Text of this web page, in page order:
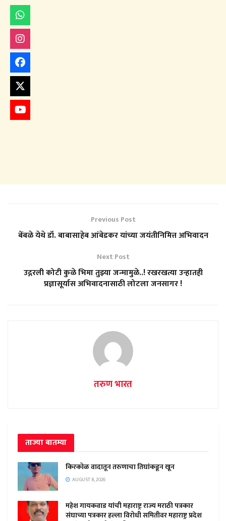
Previous Post
बेंबळे येथे डॉ. बाबासाहेब आंबेडकर यांच्या जयंतीनिमित्त अभिवादन
Next Post
उद्गरली कोटी कुळे भिमा तुझ्या जन्मामुळे..! रखरखत्या उन्हातही
प्रज्ञासूर्यास अभिवादनासाठी लोटला जनसागर !
तरुण भारत
ताज्या बातम्या
किरकोळ वादातून तरुणाचा तिघांकडून खून
AUGUST 8, 2026
महेश गायकवाड यांची महाराष्ट्र राज्य मराठी पत्रकार
संघाच्या पत्रकार हल्ला विरोधी समितीवर महाराष्ट्र प्रदेश